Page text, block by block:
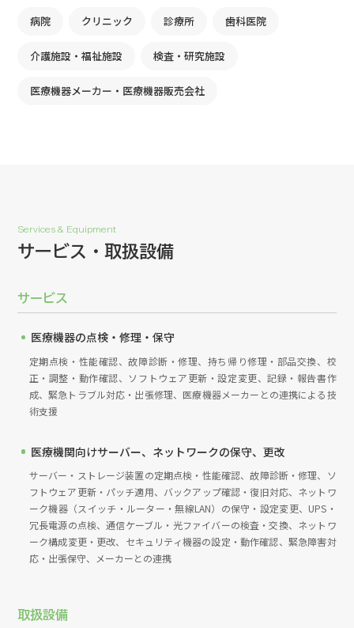
病院 クリニック 診療所 歯科医院
介護施設・福祉施設 検査・研究施設
医療機器メーカー・医療機器販売会社
Services & Equipment
サービス・取扱設備
サービス
医療機器の点検・修理・保守
定期点検・性能確認、故障診断・修理、持ち帰り修理・部品交換、校
正・調整・動作確認、ソフトウェア更新・設定変更、記録・報告書作
成、緊急トラブル対応・出張修理、医療機器メーカーとの連携による技
術支援
医療機関向けサーバー、ネットワークの保守、更改
サーバー・ストレージ装置の定期点検・性能確認、故障診断・修理、ソ
フトウェア更新・パッチ適用、バックアップ確認・復旧対応、ネットワ
ーク機器（スイッチ・ルーター・無線LAN）の保守・設定変更、UPS・
冗長電源の点検、通信ケーブル・光ファイバーの検査・交換、ネットワ
ーク構成変更・更改、セキュリティ機器の設定・動作確認、緊急障害対
応・出張保守、メーカーとの連携
取扱設備